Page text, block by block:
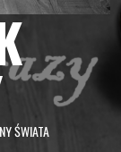
ŚWIATA